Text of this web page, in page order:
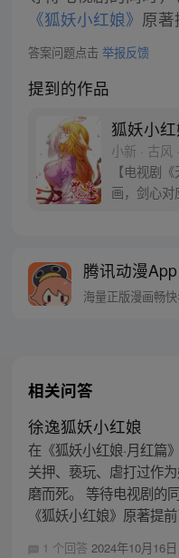
《狐妖小红娘》 原著
答案问题点击 举报反馈
提到的作品
狐妖小
小新 · 古风
【电视剧
画，剑心
腾讯动漫App
海量正版漫画畅
相关问答
徐逸狐妖小红娘
在《狐妖小红娘·月红篇
关押、亵玩、虐打过作
磨而死。 等待电视剧的
《狐妖小红娘》原著提前
1 个回答 2024年10月16